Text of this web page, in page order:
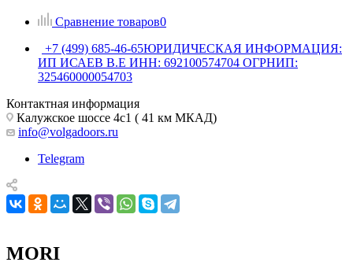
Сравнение товаров0
+7 (499) 685-46-65ЮРИДИЧЕСКАЯ ИНФОРМАЦИЯ:
ИП ИСАЕВ В.Е ИНН: 692100574704 ОГРНИП:
325460000054703
Контактная информация
Калужское шоссе 4с1 ( 41 км МКАД)
info@volgadoors.ru
Telegram
MORI